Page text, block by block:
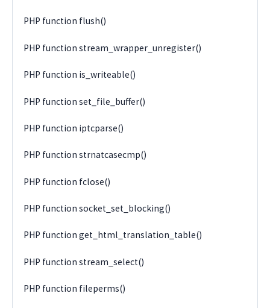
PHP function flush()
PHP function stream_wrapper_unregister()
PHP function is_writeable()
PHP function set_file_buffer()
PHP function iptcparse()
PHP function strnatcasecmp()
PHP function fclose()
PHP function socket_set_blocking()
PHP function get_html_translation_table()
PHP function stream_select()
PHP function fileperms()